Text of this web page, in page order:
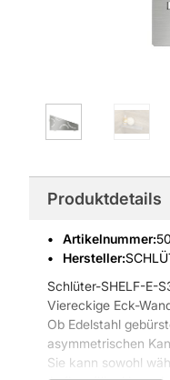
Produktdetails
Artikelnummer:
Hersteller:
Schlüter-SHELF-E-
Viereckige Eck-
Ob Edelstahl
asymmetrischen
Sie kann sowohl